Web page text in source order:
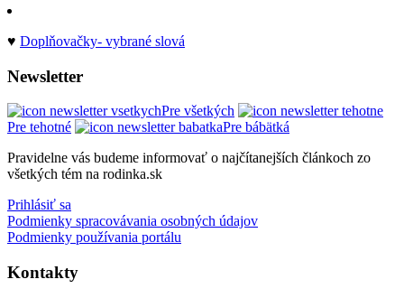
♥ Doplňovačky- vybrané slová
Newsletter
Pre všetkých
Pre tehotné
Pre bábätká
Pravidelne vás budeme informovať o najčítanejších článkoch zo
všetkých tém na rodinka.sk
Prihlásiť sa
Podmienky spracovávania osobných údajov
Podmienky používania portálu
Kontakty